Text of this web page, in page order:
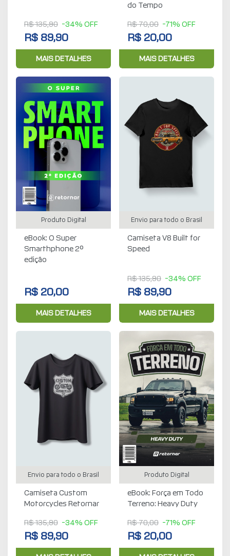
R$ 135,90 -34% OFF
R$ 89,90
MAIS DETALHES
do Tempo
R$ 70,00 -71% OFF
R$ 20,00
MAIS DETALHES
Produto Digital
eBook: O Super
Smarthphone 2°
edição
R$ 20,00
MAIS DETALHES
Envio para todo o Brasil
Camiseta V8 Built for
Speed
R$ 135,90 -34% OFF
R$ 89,90
MAIS DETALHES
Envio para todo o Brasil
Camiseta Custom
Motorcycles Retornar
R$ 135,90 -34% OFF
R$ 89,90
Produto Digital
eBook: Força em Todo
Terreno: Heavy Duty
R$ 70,00 -71% OFF
R$ 20,00